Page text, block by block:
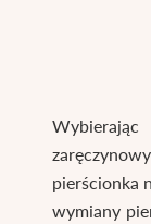
pierścionka
wymiany